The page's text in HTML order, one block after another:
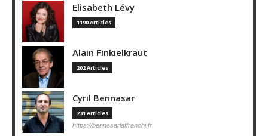
Elisabeth Lévy
1190 Articles
Alain Finkielkraut
202 Articles
Cyril Bennasar
231 Articles
https://bennasarlaffranchi.fr